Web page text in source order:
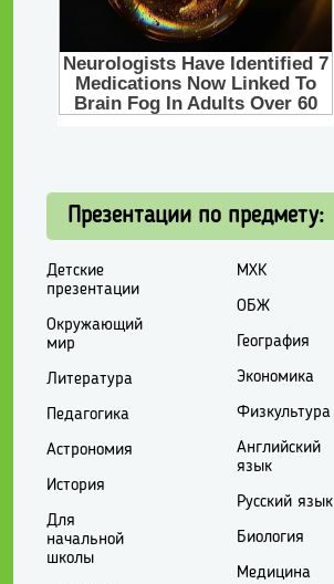
Презентации по предмету:
Детские
презентации
Окружающий
мир
Литература
Педагогика
Астрономия
История
Для
начальной
школы
МХК
ОБЖ
География
Экономика
Физкультура
Английский
язык
Русский язык
Биология
Медицина